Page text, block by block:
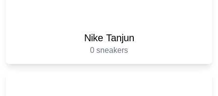
Nike Tanjun
0 sneakers